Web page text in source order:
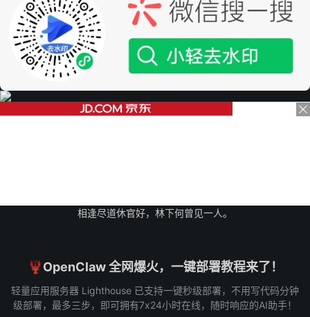
相逢尽道休官好，林下何曾见一人。
🦞OpenClaw 全网爆火，一键部署教程来了！
轻量应用服务器 Lighthouse 已支持一键秒级部署，不用写代码分钟
级部署，最多三步，即可拥有7x24小时在线，随时响应的AI助手！